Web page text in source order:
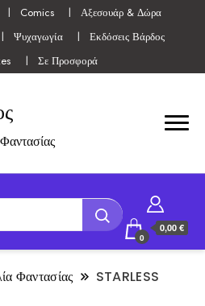
Comics
Αξεσουάρ & Δώρα
Ψυχαγωγία
Εκδόσεις Βάρδος
Σε Προσφορά
0
0,00 €
Φαντασίας
STARLESS